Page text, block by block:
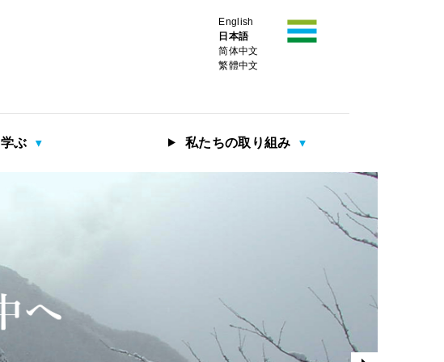
English
日本語
简体中文
繁體中文
学ぶ 私たちの取り組み